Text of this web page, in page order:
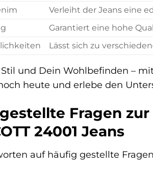
Verleiht der Jeans eine
Garantiert eine hohe
Lässt sich zu
und Dein Wohlbefinden –
heute und erlebe den
Fragen
24001 Jeans
auf häufig gestellte